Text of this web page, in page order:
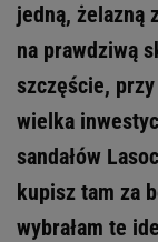
jedną, żelazną
na prawdziwą
szczęście,
wielka
sandałów
kupisz tam za
wybrałam te